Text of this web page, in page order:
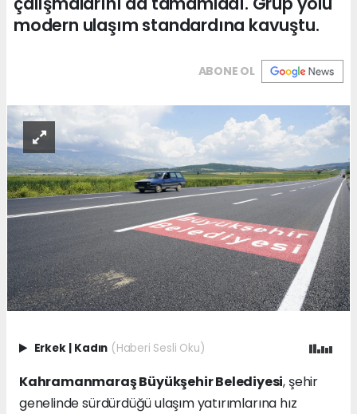
modern ulaşım standardına kavuştu.
ABONE OL
Erkek | Kadın (Haberi Sesli Oku)
Kahramanmaraş Büyükşehir Belediyesi, şehir
genelinde sürdürdüğü ulaşım yatırımlarına hız